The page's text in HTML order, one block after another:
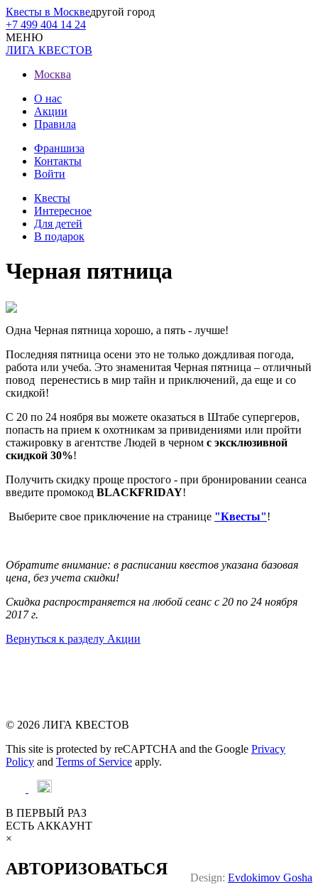
Квесты в Москведругой город
+7 499 404 14 24
МЕНЮ
ЛИГА КВЕСТОВ
Москва
О нас
Акции
Правила
Франшиза
Контакты
Войти
Квесты
Интересное
Для детей
В подарок
Черная пятница
Одна Черная пятница хорошо, а пять - лучше!
Последняя пятница осени это не только дождливая погода,
работа или учеба. Это знаменитая Черная пятница – отличный
повод перенестись в мир тайн и приключений, да еще и со
скидкой!
С 20 по 24 ноября вы можете оказаться в Штабе супергеров,
попасть на прием к охотникам за привидениями или пройти
стажировку в агентстве Людей в черном с эксклюзивной
скидкой 30%!
Получить скидку проще простого - при бронировании сеанса
введите промокод BLACKFRIDAY!
Выберите свое приключение на странице "Квесты"!
Обратите внимание: в расписании квестов указана базовая
цена, без учета скидки!
Скидка распространяется на любой сеанс с 20 по 24 ноября
2017 г.
Вернуться к разделу Акции
© 2026 ЛИГА КВЕСТОВ
This site is protected by reCAPTCHA and the Google Privacy
Policy and Terms of Service apply.
Design: Evdokimov Gosha
В ПЕРВЫЙ РАЗ
ЕСТЬ АККАУНТ
×
АВТОРИЗОВАТЬСЯ